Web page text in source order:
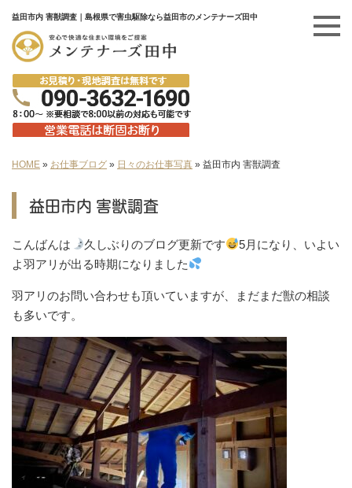
益田市内 害獣調査｜島根県で害虫駆除なら益田市のメンテナーズ田中
HOME » お仕事ブログ » 日々のお仕事写真 » 益田市内 害獣調査
益田市内 害獣調査
こんばんは 久しぶりのブログ更新です
5月になり、いよい
よ羽アリが出る時期になりました
羽アリのお問い合わせも頂いていますが、まだまだ獣の相談
も多いです。